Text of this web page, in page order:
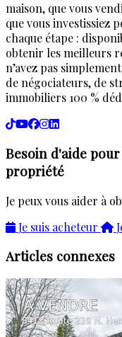
maison, que vous
que vous investissiez
chaque étape :
obtenir les meilleurs
n’avez pas
de négociateurs, de
immobiliers 100 %
Besoin d'aide
propriété
Je peux vous aider à
Je suis acheteur
Articles connexes